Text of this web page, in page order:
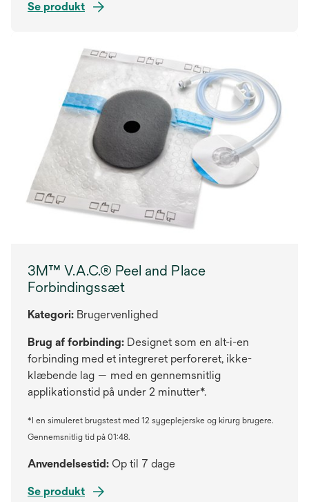
Se produkt
3M™ V.A.C.® Peel and Place
Forbindingssæt
Kategori: Brugervenlighed
Brug af forbinding: Designet som en alt-i-en
forbinding med et integreret perforeret, ikke-
klæbende lag — med en gennemsnitlig
applikationstid på under 2 minutter*.
*I en simuleret brugstest med 12 sygeplejerske og kirurg brugere.
Gennemsnitlig tid på 01:48.
Anvendelsestid: Op til 7 dage
Se produkt